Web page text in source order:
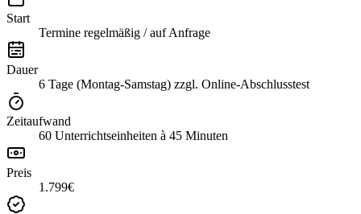
Start
Termine regelmäßig / auf Anfrage
Dauer
6 Tage (Montag-Samstag) zzgl. Online-Abschlusstest
Zeitaufwand
60 Unterrichtseinheiten à 45 Minuten
Preis
1.799€